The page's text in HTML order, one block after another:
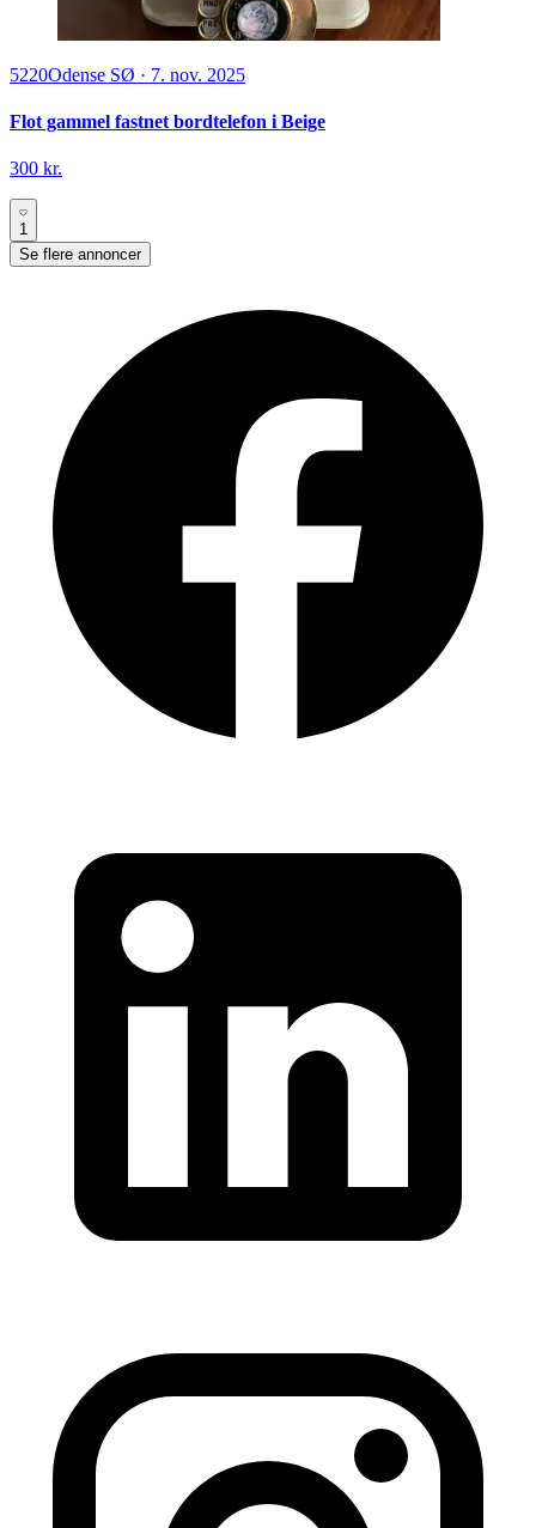
5220Odense SØ · 7. nov. 2025
Flot gammel fastnet bordtelefon i Beige
300 kr.
1
Se flere annoncer